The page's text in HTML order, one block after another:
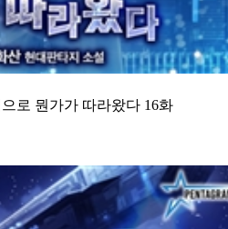
로 뭔가가 따라왔다 16화